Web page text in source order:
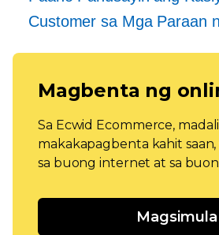
Customer sa Mga Paraan
Magbenta ng
Sa Ecwid Ecommerce,
makakapagbenta kahit
sa buong internet at sa
Magsimula